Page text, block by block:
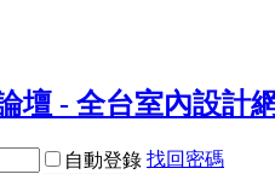
自動登錄 找回密碼